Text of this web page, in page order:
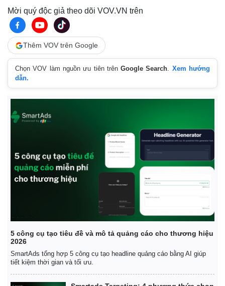
Quân sự - Quốc phòng
Vũ khí
Việt Nam
Mời quý độc giả theo dõi VOV.VN trên
Thêm VOV trên Google
Chọn VOV làm nguồn ưu tiên trênGoogle Search. Xem hướng
dẫn.
5 công cụ tạo tiêu đề và mô tả quảng cáo cho thương hiệu
2026
SmartAds tổng hợp 5 công cụ tạo headline quảng cáo bằng AI giúp
tiết kiệm thời gian và tối ưu.